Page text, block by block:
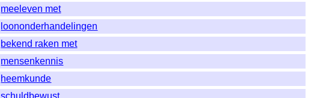
meeleven met
loononderhandelingen
bekend raken met
mensenkennis
heemkunde